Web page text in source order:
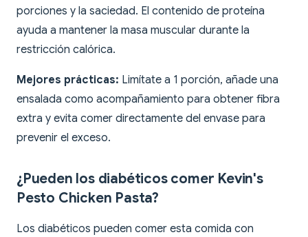
porciones y la saciedad. El contenido de proteína
ayuda a mantener la masa muscular durante la
restricción calórica.
Mejores prácticas: Limítate a 1 porción, añade una
ensalada como acompañamiento para obtener fibra
extra y evita comer directamente del envase para
prevenir el exceso.
¿Pueden los diabéticos comer Kevin's
Pesto Chicken Pasta?
Los diabéticos pueden comer esta comida con